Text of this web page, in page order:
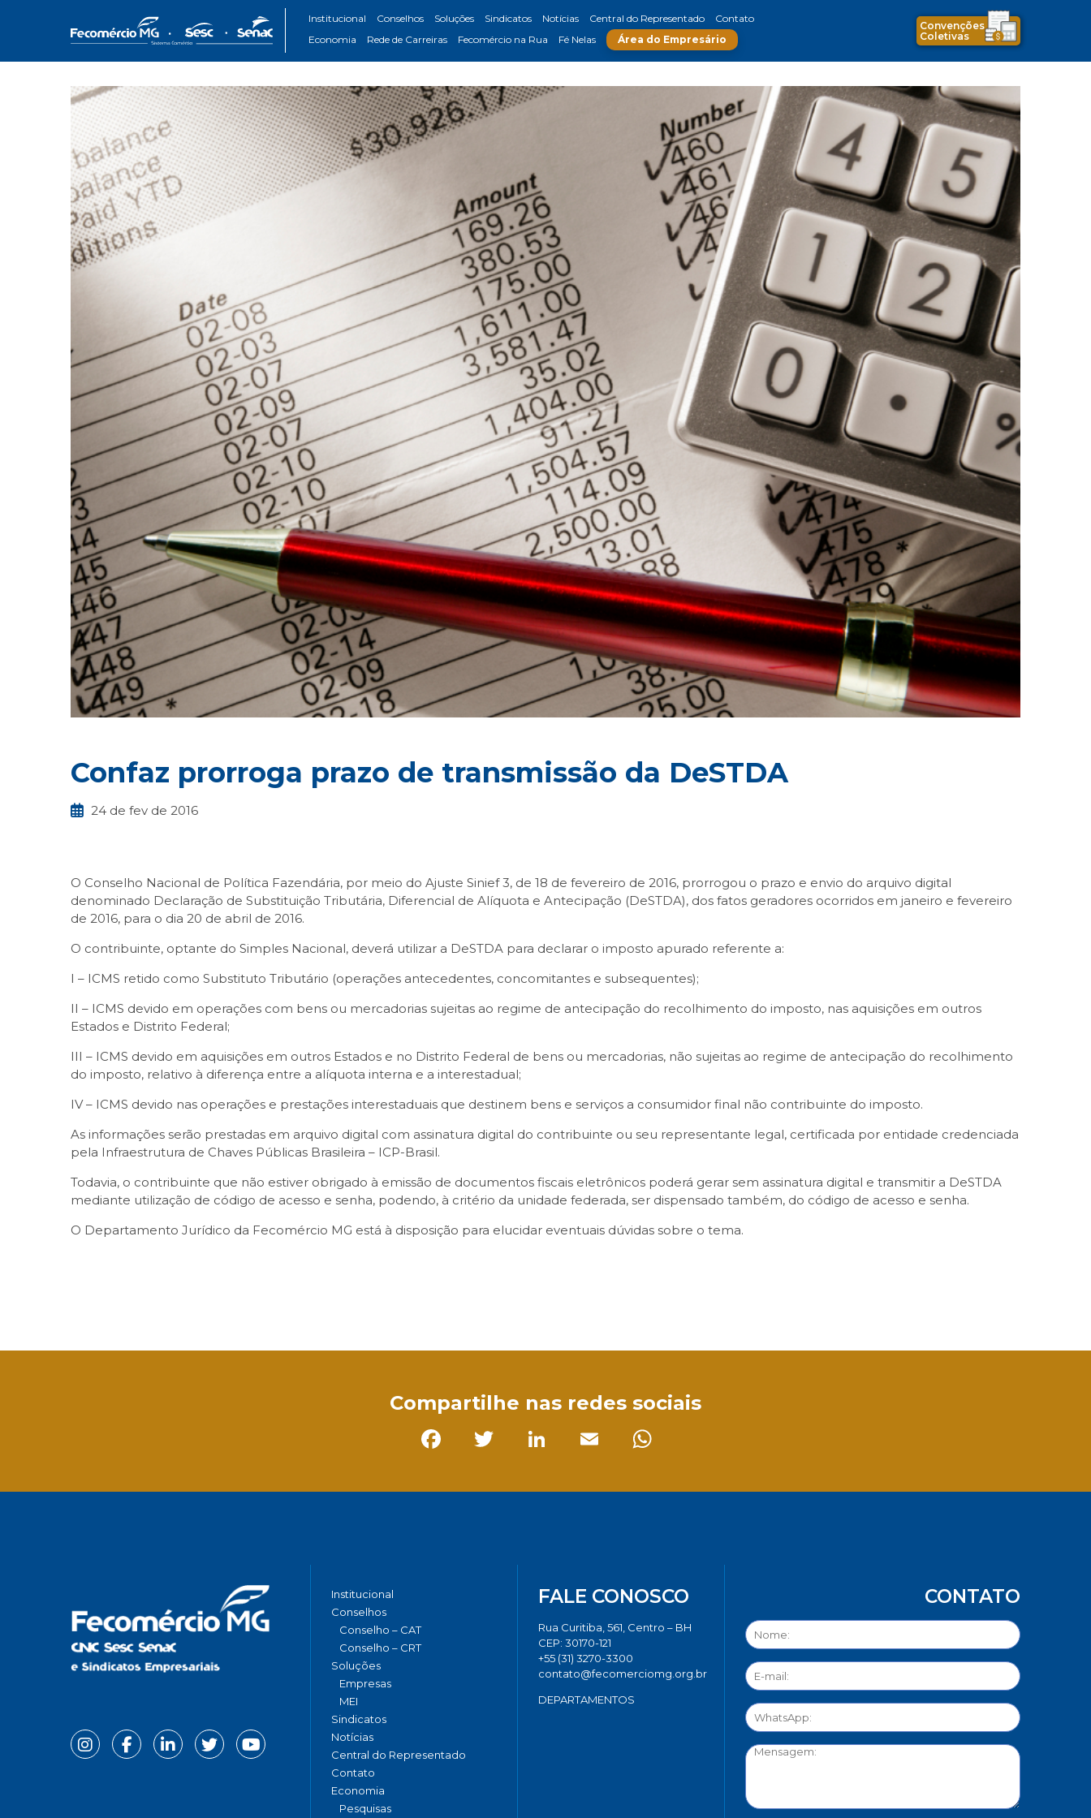
Institucional Conselhos Soluções Sindicatos Notícias Central do Representado
Contato
Economia
Rede de Carreiras Fecomércio na Rua Fé Nelas Área do Empresário
Convenções
Coletivas
Confaz prorroga prazo de transmissão da DeSTDA
24 de fev de 2016
O Conselho Nacional de Política Fazendária, por meio do Ajuste Sinief 3, de 18 de fevereiro de 2016, prorrogou o prazo e envio do arquivo digital
denominado Declaração de Substituição Tributária, Diferencial de Alíquota e Antecipação (DeSTDA), dos fatos geradores ocorridos em janeiro e fevereiro
de 2016, para o dia 20 de abril de 2016.
O contribuinte, optante do Simples Nacional, deverá utilizar a DeSTDA para declarar o imposto apurado referente a:
I – ICMS retido como Substituto Tributário (operações antecedentes, concomitantes e subsequentes);
II – ICMS devido em operações com bens ou mercadorias sujeitas ao regime de antecipação do recolhimento do imposto, nas aquisições em outros
Estados e Distrito Federal;
III – ICMS devido em aquisições em outros Estados e no Distrito Federal de bens ou mercadorias, não sujeitas ao regime de antecipação do recolhimento
do imposto, relativo à diferença entre a alíquota interna e a interestadual;
IV – ICMS devido nas operações e prestações interestaduais que destinem bens e serviços a consumidor final não contribuinte do imposto.
As informações serão prestadas em arquivo digital com assinatura digital do contribuinte ou seu representante legal, certificada por entidade credenciada
pela Infraestrutura de Chaves Públicas Brasileira – ICP-Brasil.
Todavia, o contribuinte que não estiver obrigado à emissão de documentos fiscais eletrônicos poderá gerar sem assinatura digital e transmitir a DeSTDA
mediante utilização de código de acesso e senha, podendo, à critério da unidade federada, ser dispensado também, do código de acesso e senha.
O Departamento Jurídico da Fecomércio MG está à disposição para elucidar eventuais dúvidas sobre o tema.
Compartilhe nas redes sociais
Institucional
Conselhos
Conselho – CAT
Conselho – CRT
Soluções
Empresas
MEI
Sindicatos
Notícias
Central do Representado
Contato
Economia
Pesquisas
FALE CONOSCO
Rua Curitiba, 561, Centro – BH
CEP: 30170-121
+55 (31) 3270-3300
contato@fecomerciomg.org.br
DEPARTAMENTOS
CONTATO